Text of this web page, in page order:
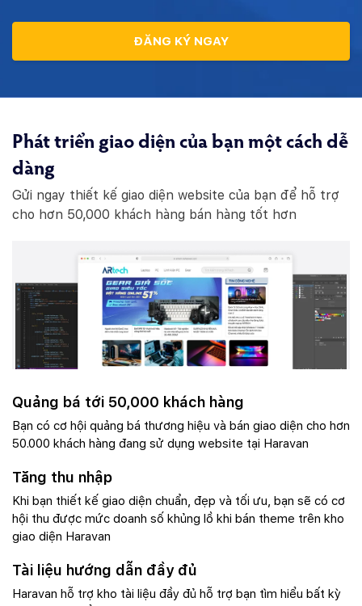
ĐĂNG KÝ NGAY
Phát triển giao diện của bạn một cách dễ
dàng
Gửi ngay thiết kế giao diện website của bạn để hỗ trợ
cho hơn 50,000 khách hàng bán hàng tốt hơn
Quảng bá tới 50,000 khách hàng
Bạn có cơ hội quảng bá thương hiệu và bán giao diện cho hơn
50.000 khách hàng đang sử dụng website tại Haravan
Tăng thu nhập
Khi bạn thiết kế giao diện chuẩn, đẹp và tối ưu, bạn sẽ có cơ
hội thu được mức doanh số khủng lồ khi bán theme trên kho
giao diện Haravan
Tài liệu hướng dẫn đầy đủ
Haravan hỗ trợ kho tài liệu đầy đủ hỗ trợ bạn tìm hiểu bất kỳ